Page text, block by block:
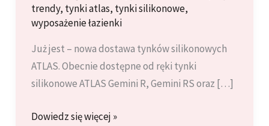
trendy, tynki atlas, tynki silikonowe,
wyposażenie łazienki
Już jest – nowa dostawa tynków silikonowych
ATLAS. Obecnie dostępne od ręki tynki
silikonowe ATLAS Gemini R, Gemini RS oraz […]
Świeża
Dowiedz się więcej »